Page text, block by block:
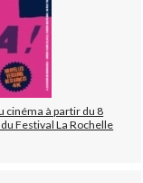
cinéma à partir du 8
Festival La Rochelle